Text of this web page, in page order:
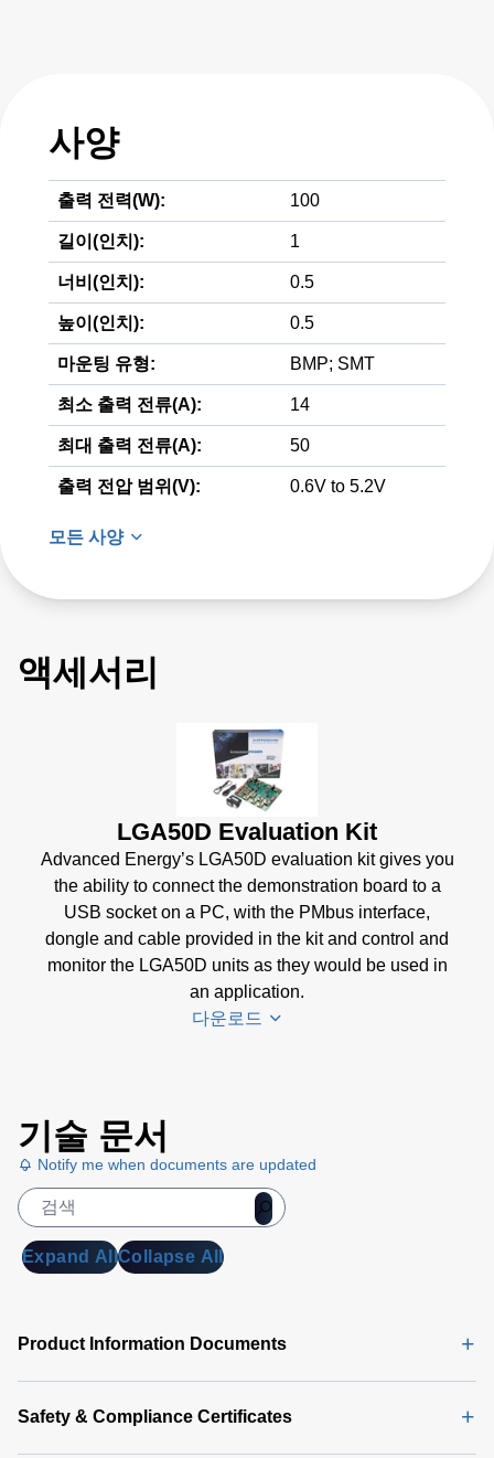
사양
출력 전력(W): 100
길이(인치): 1
너비(인치): 0.5
높이(인치): 0.5
마운팅 유형: BMP; SMT
최소 출력 전류(A): 14
최대 출력 전류(A): 50
출력 전압 범위(V): 0.6V to 5.2V
모든 사양
액세서리
LGA50D Evaluation Kit
Advanced Energy’s LGA50D evaluation kit gives you
the ability to connect the demonstration board to a
USB socket on a PC, with the PMbus interface,
dongle and cable provided in the kit and control and
monitor the LGA50D units as they would be used in
an application.
다운로드
GUI(2 MB)
LGA50D
JJ and
JLPJ
기술 문서
Notify me when documents are updated
Expand AllCollapse All
Product Information Documents
Safety & Compliance Certificates